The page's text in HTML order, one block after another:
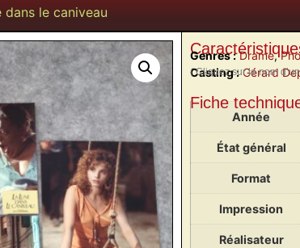
le caniveau
Genres : Drame,
Casting : Gérard
( Cliquez sur le nom
Fiche
Année
État général
Format
Impression
Réalisateur